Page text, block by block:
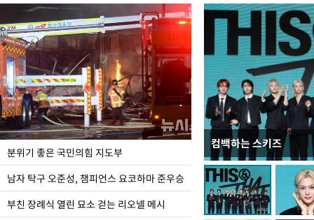
분위기 좋은 국민의힘 지도부
남자 탁구 오준성, 챔피언스 요코하마 준우승
부친 장례식 열린 묘소 걷는 리오넬 메시
컴백하는 스키즈
김민석, 강원·TK도
1.48%p 앞서…격차